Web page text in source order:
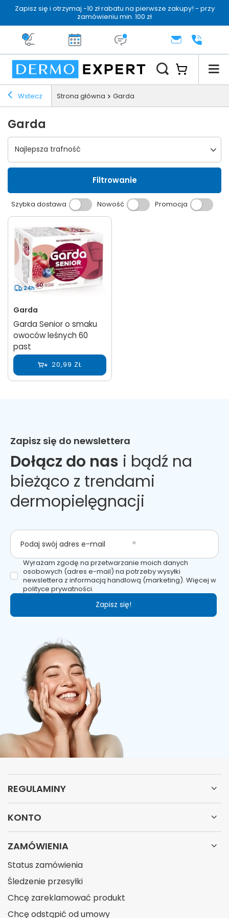
Zapisz się i otrzymaj -10 zł rabatu na pierwsze zakupy! - przy
zamówieniu min. 100 zł
Darmowa dostawa od 199 zł
14 dni na zwrotDermo konsultacjaKONTAKT+48 222
Wstecz Strona główna Garda
Garda
Wybierz sortowanie
Najlepsza trafność
Filtrowanie
Szybka dostawa Nowość Promocja
24h
Garda
Garda Senior o smaku
owoców leśnych 60
past
20,99 ZŁ
Zapisz się do newslettera
Dołącz do nas i bądź na
bieżąco z trendami
dermopielęgnacji
Podaj swój adres e-mail
Wyrażam zgodę na przetwarzanie moich danych
osobowych (adres e-mail) na potrzeby wysyłki
newslettera z informacją handlową (marketing). Więcej w
polityce prywatności.
Zapisz się!
REGULAMINY
KONTO
ZAMÓWIENIA
Status zamówienia
Śledzenie przesyłki
Chcę zareklamować produkt
Chcę odstąpić od umowy